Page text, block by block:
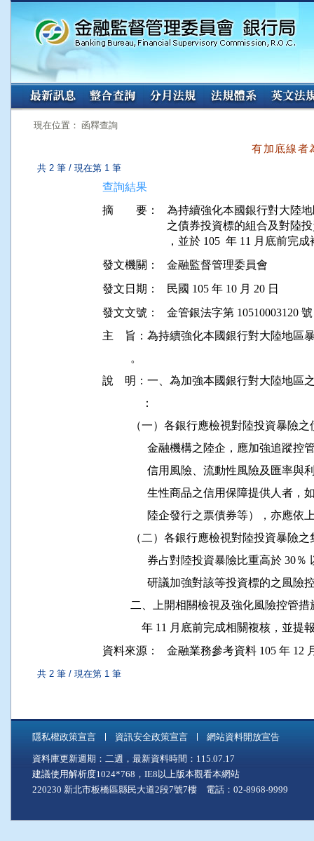
:::
現在位置： 函釋查詢
有加底線者
共 2 筆 / 現在第 1 筆
查詢結果
摘 要：
為持續強化本國銀行對大陸
之債券投資標的組合及對陸
發文機關：
金融監督管理委員會
發文日期：
民國 105 年 10 月 20 日
發文文號：
金管銀法字第 10510003120
主    旨：為持續強化本國銀行對大陸地區
          。
說    明：一、為加強本國銀行對大陸地區
              ：
（一）各銀行應檢視對陸投資暴
金融機構之陸企，應加強追
信用風險、流動性風險及匯
生性商品之信用保障提供人
陸企發行之票債券等），亦應
（二）各銀行應檢視對陸投資暴
券占對陸投資暴險比重高於
研議加強對該等投資標的之風
二、上開相關檢視及強化風險控
資料來源： 金融業務參考資料 105 年 12
共 2 筆 / 現在第 1 筆
隱私權政策宣言 資訊安全政策宣言 網站資料開放宣告
資料庫更新週期：二週，最新資料時間：115.07.17
建議使用解析度1024*768，IE8以上版本觀看本網站
220230 新北市板橋區縣民大道2段7號7樓 電話：02-8968-9999